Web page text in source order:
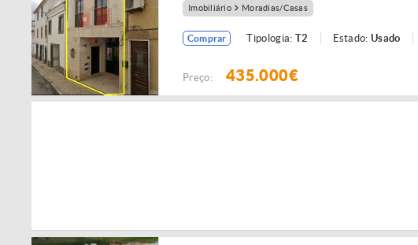
Imobiliário Moradias/Casas
Comprar Tipologia: T2 Estado:Usado
Preço: 435.000€